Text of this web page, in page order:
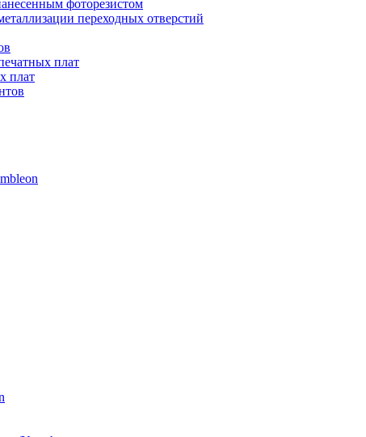
фоторезистом
переходных отверстий
плат
плат